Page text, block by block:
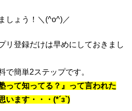
しょう！＼(^o^)／
リ登録だけは早めにしておきまし
で簡単2ステップです。
って知ってる？』って言われた
います・・・(*´з`)